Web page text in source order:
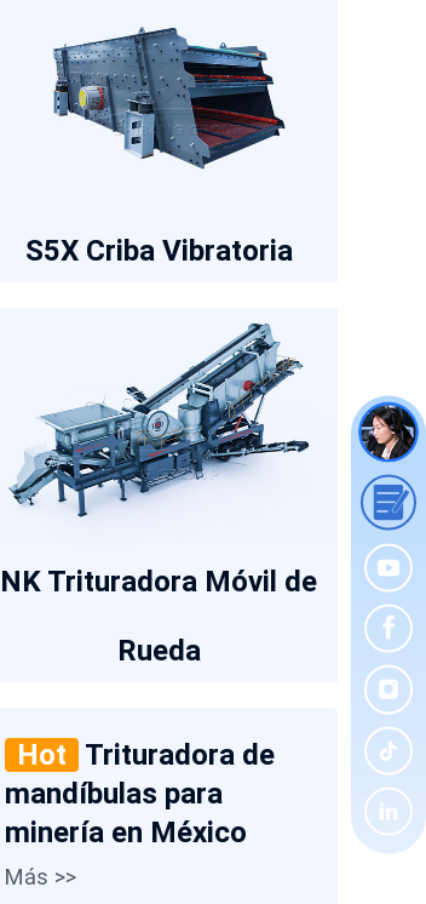
S5X Criba Vibratoria
NK Trituradora Móvil de
Rueda
Hot
Trituradora de
mandíbulas para
minería en México
Más >>